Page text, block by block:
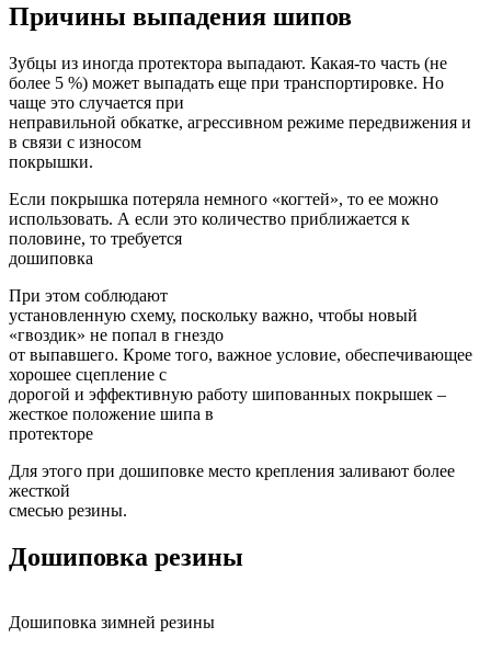
Причины выпадения шипов
Зубцы из иногда протектора выпадают. Какая-то часть (не
более 5 %) может выпадать еще при транспортировке. Но
чаще это случается при
неправильной обкатке, агрессивном режиме передвижения и
в связи с износом
покрышки.
Если покрышка потеряла немного «когтей», то ее можно
использовать. А если это количество приближается к
половине, то требуется
дошиповка
При этом соблюдают
установленную схему, поскольку важно, чтобы новый
«гвоздик» не попал в гнездо
от выпавшего. Кроме того, важное условие, обеспечивающее
хорошее сцепление с
дорогой и эффективную работу шипованных покрышек –
жесткое положение шипа в
протекторе
Для этого при дошиповке место крепления заливают более
жесткой
смесью резины.
Дошиповка резины
Дошиповка зимней резины